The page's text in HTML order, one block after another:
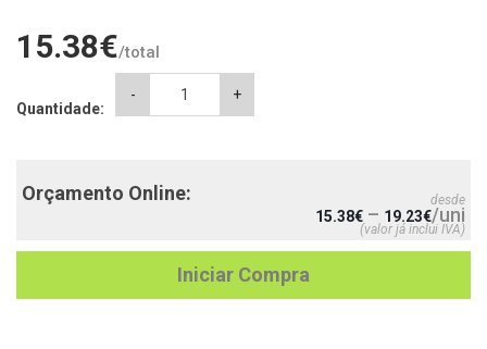
15.38€/total
Quantidade:
-
Almofada
+
Orçamento Online: desde
15.38€ – 19.23€/uni
(valor já inclui IVA)
Iniciar Compra